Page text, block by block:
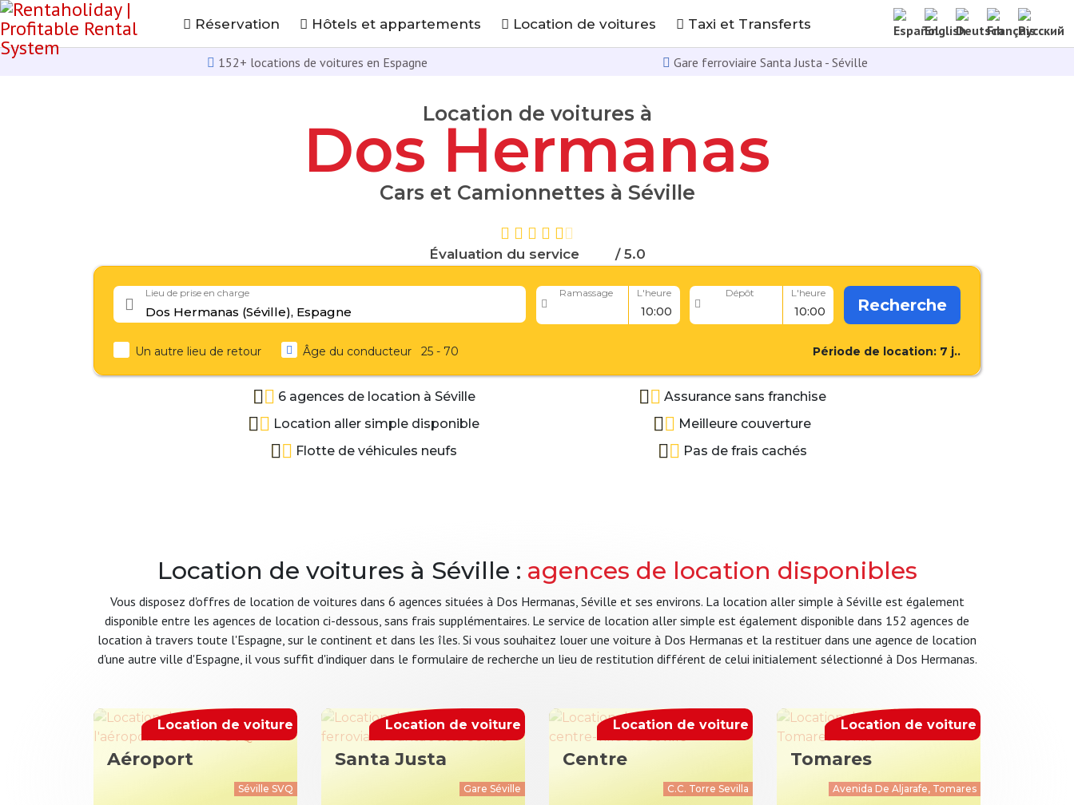
Réservation Hôtels et appartements Location de voitures Taxi et Transferts
152+ locations de voitures en Espagne Gare ferroviaire Santa Justa - Séville
Location de voitures à
Dos Hermanas
Cars et Camionnettes à Séville
Évaluation du service / 5.0
Lieu de prise en charge Ramassage L'heure Dépôt L'heure
Recherche
Un autre lieu de retour Âge du conducteur 25 - 70 Période de location: 7 j..
6 agences de location à Séville
Location aller simple disponible
Flotte de véhicules neufs
Assurance sans franchise
Meilleure couverture
Pas de frais cachés
Location de voitures à Séville : agences de location disponibles
Vous disposez d'offres de location de voitures dans 6 agences situées à Dos Hermanas, Séville et ses environs. La location aller simple à Séville est également
disponible entre les agences de location ci-dessous, sans frais supplémentaires. Le service de location aller simple est également disponible dans 152 agences de
location à travers toute l'Espagne, sur le continent et dans les îles. Si vous souhaitez louer une voiture à Dos Hermanas et la restituer dans une agence de location
d'une autre ville d'Espagne, il vous suffit d'indiquer dans le formulaire de recherche un lieu de restitution différent de celui initialement sélectionné à Dos Hermanas.
Aéroport
Séville SVQ
Location de voiture
Santa Justa
Gare Séville
Location de voiture
Centre
C.С. Torre Sevilla
Location de voiture
Tomares
Avenida De Aljarafe, Tomares
Location de voiture